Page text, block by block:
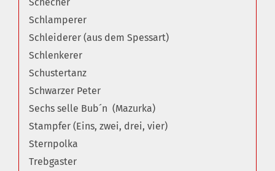
Schecher
Schlamperer
Schleiderer (aus dem Spessart)
Schlenkerer
Schustertanz
Schwarzer Peter
Sechs selle Bub´n (Mazurka)
Stampfer (Eins, zwei, drei, vier)
Sternpolka
Trebgaster